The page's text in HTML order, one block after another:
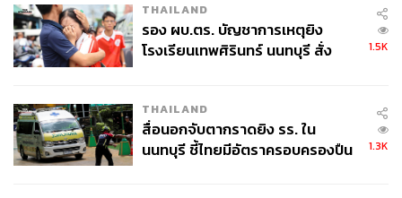
THAILAND
รอง ผบ.ตร. บัญชาการเหตุยิง
โรงเรียนเทพศิรินทร์ นนทบุรี สั่ง
1.5K
THAILAND
สื่อนอกจับตากราดยิง รร. ใน
นนทบุรี ชี้ไทยมีอัตราครอบครองปืน
1.3K